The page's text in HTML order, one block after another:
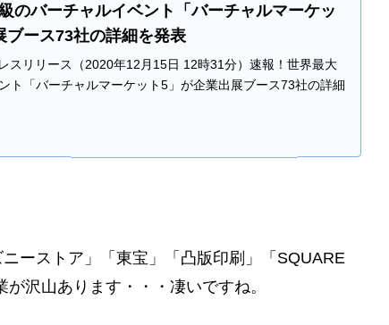
のバーチャルイベント「バーチャルマーケッ
ブース73社の詳細を発表
スリリース（2020年12月15日 12時31分）速報！世界最大
ト「バーチャルマーケット5」が企業出展ブース73社の詳細
ーストア」「東宝」「凸版印刷」「SQUARE
沢山あります・・・凄いですね。